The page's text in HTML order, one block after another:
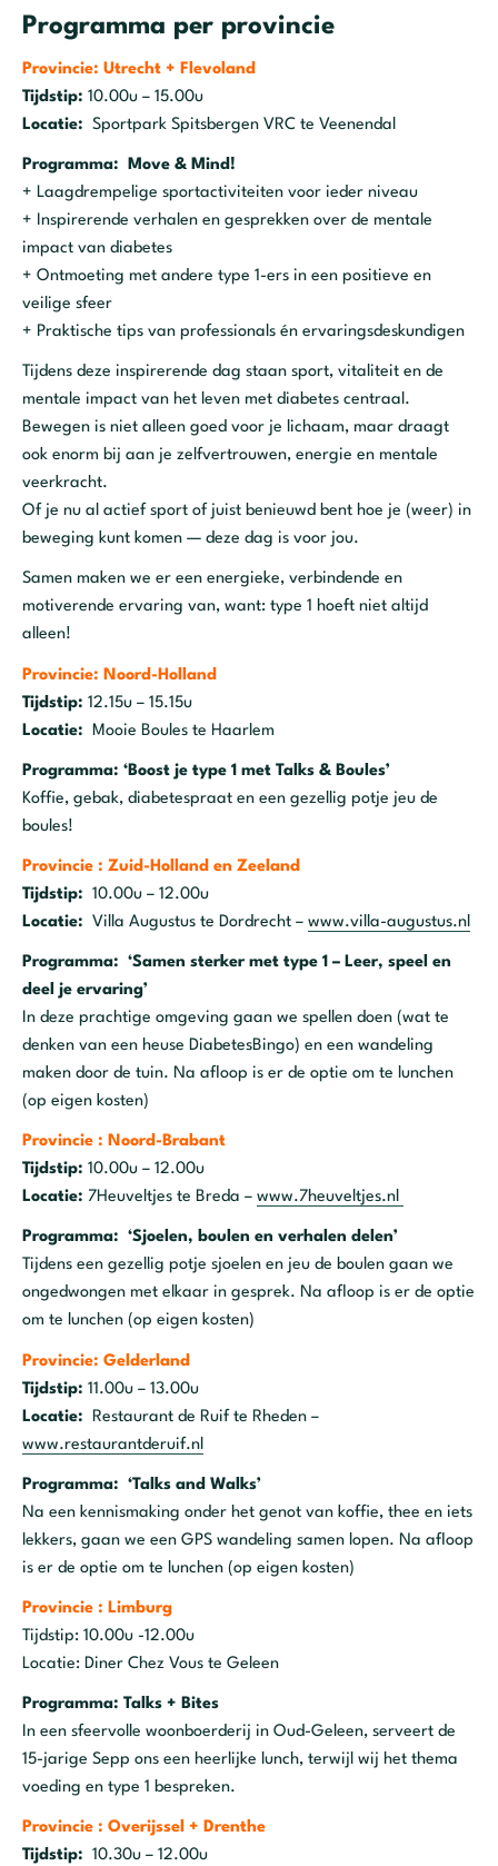
Programma per provincie
Provincie: Utrecht + Flevoland
Tijdstip: 10.00u – 15.00u
Locatie: Sportpark Spitsbergen VRC te Veenendal
Programma: Move & Mind!
+ Laagdrempelige sportactiviteiten voor ieder niveau
+ Inspirerende verhalen en gesprekken over de mentale
impact van diabetes
+ Ontmoeting met andere type 1-ers in een positieve en
veilige sfeer
+ Praktische tips van professionals én ervaringsdeskundigen
Tijdens deze inspirerende dag staan sport, vitaliteit en de
mentale impact van het leven met diabetes centraal.
Bewegen is niet alleen goed voor je lichaam, maar draagt
ook enorm bij aan je zelfvertrouwen, energie en mentale
veerkracht.
Of je nu al actief sport of juist benieuwd bent hoe je (weer) in
beweging kunt komen — deze dag is voor jou.
Samen maken we er een energieke, verbindende en
motiverende ervaring van, want: type 1 hoeft niet altijd
alleen!
Provincie: Noord-Holland
Tijdstip: 12.15u – 15.15u
Locatie: Mooie Boules te Haarlem
Programma: ‘Boost je type 1 met Talks & Boules’
Koffie, gebak, diabetespraat en een gezellig potje jeu de
boules!
Provincie : Zuid-Holland en Zeeland
Tijdstip: 10.00u – 12.00u
Locatie: Villa Augustus te Dordrecht – www.villa-augustus.nl
Programma: ‘Samen sterker met type 1 – Leer, speel en
deel je ervaring’
In deze prachtige omgeving gaan we spellen doen (wat te
denken van een heuse DiabetesBingo) en een wandeling
maken door de tuin. Na afloop is er de optie om te lunchen
(op eigen kosten)
Provincie : Noord-Brabant
Tijdstip: 10.00u – 12.00u
Locatie: 7Heuveltjes te Breda – www.7heuveltjes.nl
Programma: ‘Sjoelen, boulen en verhalen delen’
Tijdens een gezellig potje sjoelen en jeu de boulen gaan we
ongedwongen met elkaar in gesprek. Na afloop is er de optie
om te lunchen (op eigen kosten)
Provincie: Gelderland
Tijdstip: 11.00u – 13.00u
Locatie: Restaurant de Ruif te Rheden –
www.restaurantderuif.nl
Programma: ‘Talks and Walks’
Na een kennismaking onder het genot van koffie, thee en iets
lekkers, gaan we een GPS wandeling samen lopen. Na afloop
is er de optie om te lunchen (op eigen kosten)
Provincie : Limburg
Tijdstip: 10.00u -12.00u
Locatie: Diner Chez Vous te Geleen
Programma: Talks + Bites
In een sfeervolle woonboerderij in Oud-Geleen, serveert de
15-jarige Sepp ons een heerlijke lunch, terwijl wij het thema
voeding en type 1 bespreken.
Provincie : Overijssel + Drenthe
Tijdstip: 10.30u – 12.00u